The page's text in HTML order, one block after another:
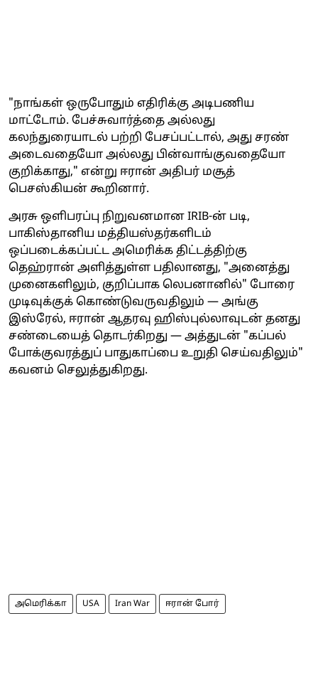
"நாங்கள் ஒருபோதும் எதிரிக்கு அடிபணிய
மாட்டோம். பேச்சுவார்த்தை அல்லது
கலந்துரையாடல் பற்றி பேசப்பட்டால், அது சரண்
அடைவதையோ அல்லது பின்வாங்குவதையோ
குறிக்காது," என்று ஈரான் அதிபர் மசூத்
பெசஸ்கியன் கூறினார்.
அரசு ஒளிபரப்பு நிறுவனமான IRIB-ன் படி,
பாகிஸ்தானிய மத்தியஸ்தர்களிடம்
ஒப்படைக்கப்பட்ட அமெரிக்க திட்டத்திற்கு
தெஹ்ரான் அளித்துள்ள பதிலானது, "அனைத்து
முனைகளிலும், குறிப்பாக லெபனானில்" போரை
முடிவுக்குக் கொண்டுவருவதிலும் — அங்கு
இஸ்ரேல், ஈரான் ஆதரவு ஹிஸ்புல்லாவுடன் தனது
சண்டையைத் தொடர்கிறது — அத்துடன் "கப்பல்
போக்குவரத்துப் பாதுகாப்பை உறுதி செய்வதிலும்"
கவனம் செலுத்துகிறது.
அமெரிக்கா USA Iran War ஈரான் போர்